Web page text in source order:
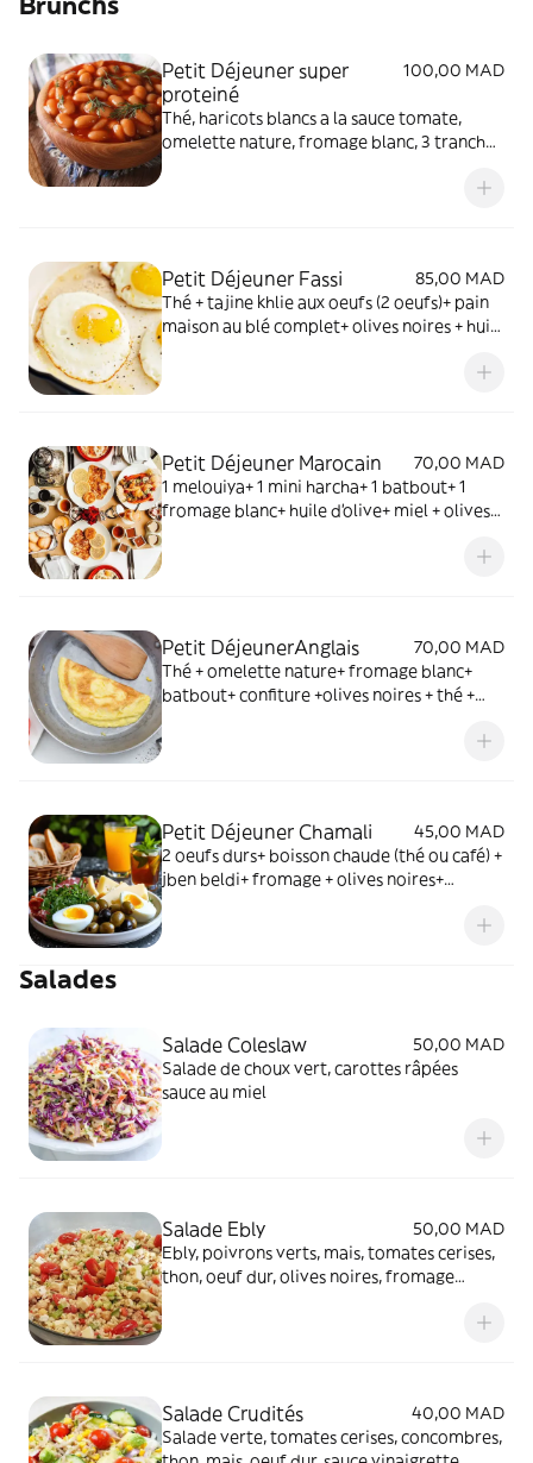
Petit Déjeuner super
proteiné
100,00 MAD
Thé, haricots blancs a la sauce tomate,
omelette nature, fromage blanc, 3 tranches
Petit Déjeuner Fassi
85,00 MAD
Thé + tajine khlie aux oeufs (2 oeufs)+ pain
maison au blé complet+ olives noires + huile
Petit Déjeuner Marocain
70,00 MAD
1 melouiya+ 1 mini harcha+ 1 batbout+ 1
fromage blanc+ huile d'olive+ miel + olives
Petit DéjeunerAnglais
70,00 MAD
Thé + omelette nature+ fromage blanc+
batbout+ confiture +olives noires + thé +
Petit Déjeuner Chamali
45,00 MAD
2 oeufs durs+ boisson chaude (thé ou café) +
jben beldi+ fromage + olives noires+
Salades
Salade Coleslaw
50,00 MAD
Salade de choux vert, carottes râpées
sauce au miel
Salade Ebly
50,00 MAD
Ebly, poivrons verts, mais, tomates cerises,
thon, oeuf dur, olives noires, fromage
Salade Crudités
40,00 MAD
Salade verte, tomates cerises, concombres,